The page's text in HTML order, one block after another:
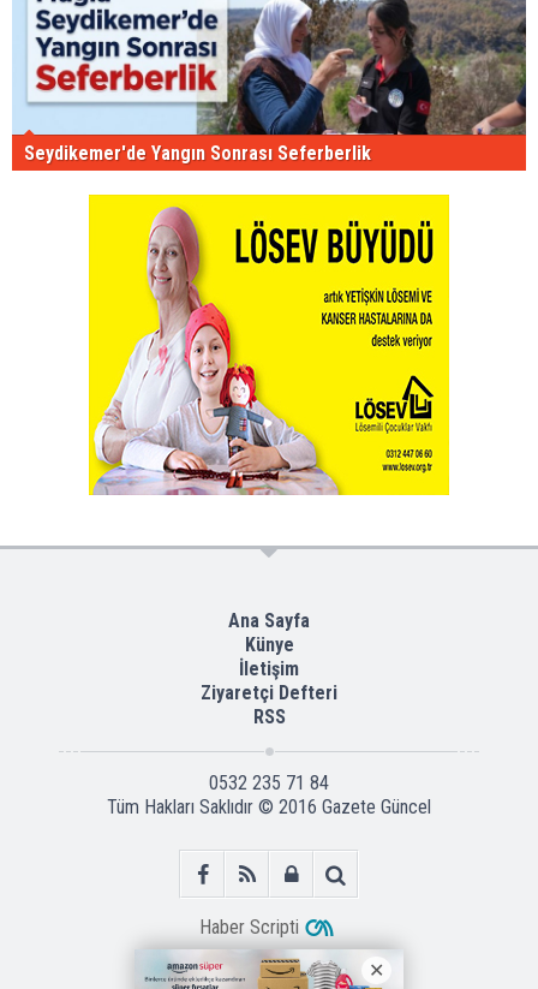
Seydikemer'de Yangın Sonrası Seferberlik
Ana Sayfa
Künye
İletişim
Ziyaretçi Defteri
RSS
0532 235 71 84
Tüm Hakları Saklıdır © 2016 Gazete Güncel
Haber Scripti